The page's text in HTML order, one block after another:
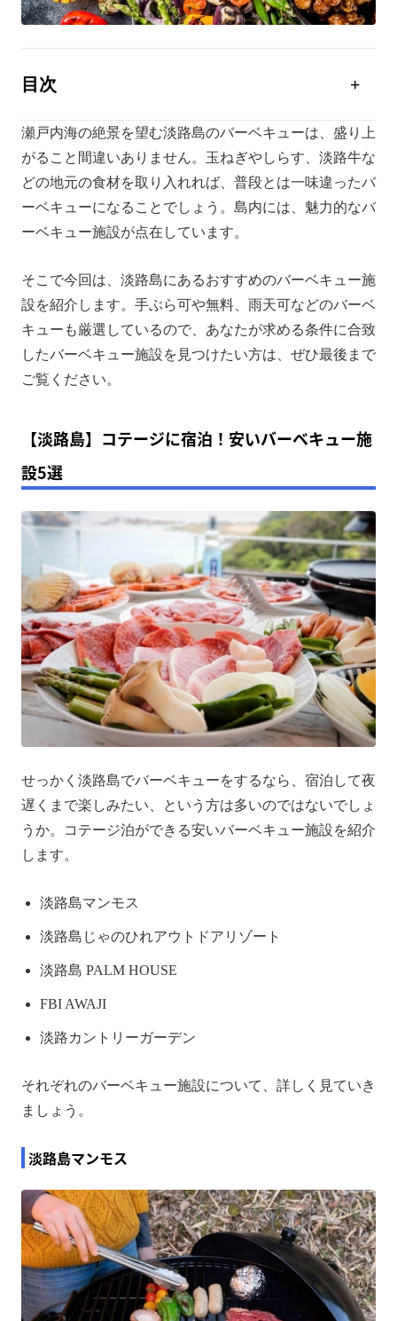
目次
選
【淡路島】手ぶら・持ち込みOKなバーベキュー施設3
選
淡路島の海を目前にバーベキューできる絶景施設3選
日帰りで気軽に楽しめる淡路島のバーベキュー施設3
淡路島のバーベキューを満喫！ポータブル電源の魅力
【条件別】淡路島の穴場バーベキュー施設3選
まとめ
瀬戸内海の絶景を望む淡路島のバーベキューは、盛り上
がること間違いありません。玉ねぎやしらす、淡路牛な
どの地元の食材を取り入れれば、普段とは一味違ったバ
ーベキューになることでしょう。島内には、魅力的なバ
ーベキュー施設が点在しています。
そこで今回は、淡路島にあるおすすめのバーベキュー施
設を紹介します。手ぶら可や無料、雨天可などのバーベ
キューも厳選しているので、あなたが求める条件に合致
したバーベキュー施設を見つけたい方は、ぜひ最後まで
ご覧ください。
【淡路島】コテージに宿泊！安いバーベキュー施
設5選
せっかく淡路島でバーベキューをするなら、宿泊して夜
遅くまで楽しみたい、という方は多いのではないでしょ
うか。コテージ泊ができる安いバーベキュー施設を紹介
します。
淡路島マンモス
淡路島じゃのひれアウトドアリゾート
淡路島 PALM HOUSE
FBI AWAJI
淡路カントリーガーデン
それぞれのバーベキュー施設について、詳しく見ていき
ましょう。
淡路島マンモス